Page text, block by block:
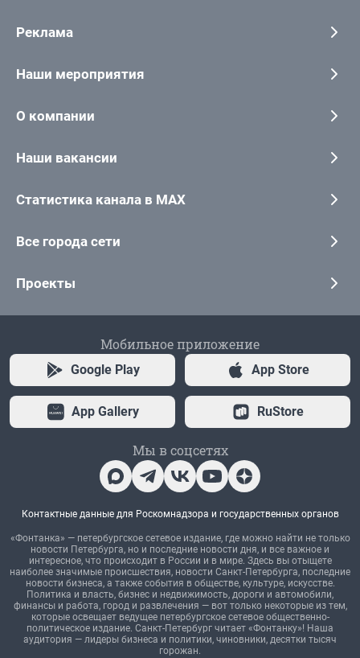
Реклама
Наши мероприятия
О компании
Наши вакансии
Статистика канала в MAX
Все города сети
Проекты
Мобильное приложение
Google Play App Store
App Gallery RuStore
Мы в соцсетях
Контактные данные для Роскомнадзора и государственных органов
«Фонтанка» — петербургское сетевое издание, где можно найти не только
новости Петербурга, но и последние новости дня, и все важное и
интересное, что происходит в России и в мире. Здесь вы отыщете
наиболее значимые происшествия, новости Санкт-Петербурга, последние
новости бизнеса, а также события в обществе, культуре, искусстве.
Политика и власть, бизнес и недвижимость, дороги и автомобили,
финансы и работа, город и развлечения — вот только некоторые из тем,
которые освещает ведущее петербургское сетевое общественно-
политическое издание. Санкт-Петербург читает «Фонтанку»! Наша
аудитория — лидеры бизнеса и политики, чиновники, десятки тысяч
горожан.